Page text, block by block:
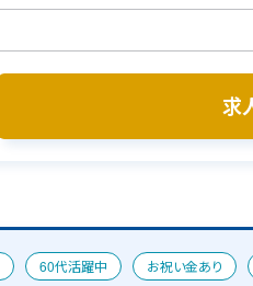
求
60代活躍中 お祝い金あり